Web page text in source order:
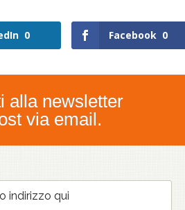
0 Facebook 0
alla newsletter
via email.